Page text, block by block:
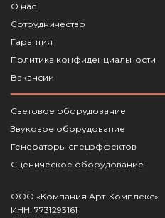
О нас
Сотрудничество
Гарантия
Политика конфиденциальности
Вакансии
Световое оборудование
Звуковое оборудование
Генераторы спецэффектов
Сценическое оборудование
ООО «Компания Арт-Комплекс»
ИНН: 7731293161